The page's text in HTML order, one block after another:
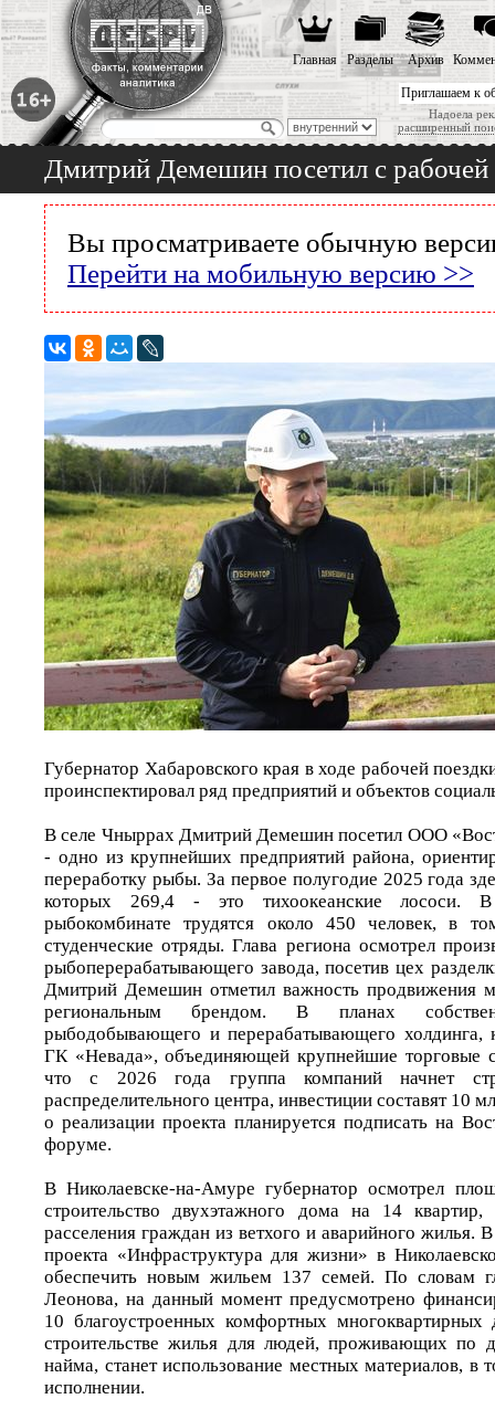
Приглашаем к
Надоела
расширенный
Главная Разделы Архив
Дмитрий Демешин посетил с рабочей
Вы просматриваете обычную
Перейти на мобильную версию >>
Губернатор Хабаровского края в ходе рабочей
проинспектировал ряд предприятий и объектов
В селе Чныррах Дмитрий Демешин посетил ООО
- одно из крупнейших предприятий района,
переработку рыбы. За первое полугодие 2025 года
которых 269,4 - это тихоокеанские лососи.
рыбокомбинате трудятся около 450 человек, в
студенческие отряды. Глава региона осмотрел
рыбоперерабатывающего завода, посетив цех
Дмитрий Демешин отметил важность продвижения
региональным брендом. В планах
рыбодобывающего и перерабатывающего холдинга,
ГК «Невада», объединяющей крупнейшие торговые
что с 2026 года группа компаний начнет
распределительного центра, инвестиции составят 10
о реализации проекта планируется подписать на
форуме.
В Николаевске-на-Амуре губернатор осмотрел
строительство двухэтажного дома на 14 квартир,
расселения граждан из ветхого и аварийного жилья.
проекта «Инфраструктура для жизни» в
обеспечить новым жильем 137 семей. По словам
Леонова, на данный момент предусмотрено
10 благоустроенных комфортных
строительстве жилья для людей, проживающих по
найма, станет использование местных материалов, в
исполнении.